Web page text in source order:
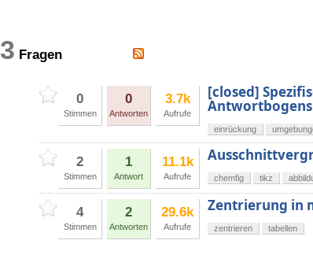
3 Fragen
0
Stimmen
0
Antworten
3.7k
Aufrufe
[closed]
einrückung
2
Stimmen
1
Antwort
11.1k
Aufrufe chemfig tikz
4
Stimmen
2
Antworten
29.6k
Aufrufe
Zentrierung in
zentrieren tabellen